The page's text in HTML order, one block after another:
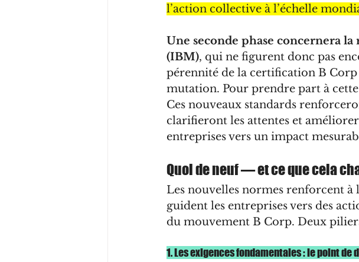
l’action collective à l’échelle
Une seconde phase concernera
(IBM), qui ne figurent donc pas
pérennité de la certification B
mutation. Pour prendre part à
Ces nouveaux standards
clarifieront les attentes et
entreprises vers un impact
Quoi de neuf — et ce que cela
Les nouvelles normes renforcent à
guident les entreprises vers des
du mouvement B Corp. Deux
1. Les exigences fondamentales : le point